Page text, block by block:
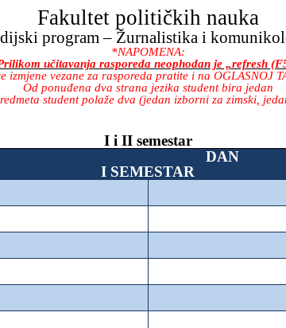
Fakultet političkih nauka
program – Žurnalistika i
*NAPOMENA:
učitavanja rasporeda neophodan je „refresh
izmjene vezane za rasporeda pratite i na OGLASNOJ
Od ponuđena dva strana jezika student bira jedan
student polaže dva (jedan izborni za zimski,
I i II semestar
DAN
I SEMESTAR